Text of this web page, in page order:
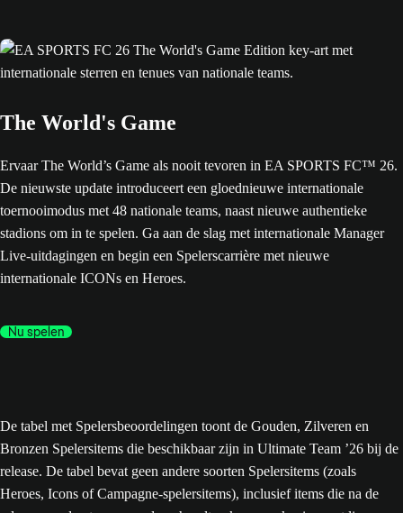
The World's Game
Ervaar The World’s Game als nooit tevoren in EA SPORTS FC™ 26.
De nieuwste update introduceert een gloednieuwe internationale
toernooimodus met 48 nationale teams, naast nieuwe authentieke
stadions om in te spelen. Ga aan de slag met internationale Manager
Live-uitdagingen en begin een Spelerscarrière met nieuwe
internationale ICONs en Heroes.
Nu spelen
De tabel met Spelersbeoordelingen toont de Gouden, Zilveren en
Bronzen Spelersitems die beschikbaar zijn in Ultimate Team ’26 bij de
release. De tabel bevat geen andere soorten Spelersitems (zoals
Heroes, Icons of Campagne-spelersitems), inclusief items die na de